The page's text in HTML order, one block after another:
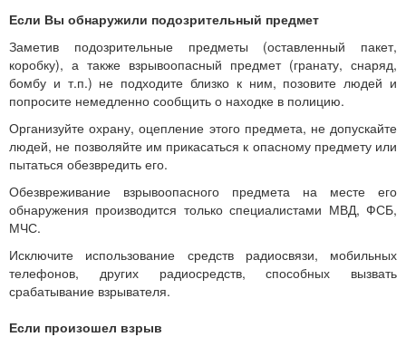
Если Вы обнаружили подозрительный предмет
Заметив подозрительные предметы (оставленный пакет,
коробку), а также взрывоопасный предмет (гранату, снаряд,
бомбу и т.п.) не подходите близко к ним, позовите людей и
попросите немедленно сообщить о находке в полицию.
Организуйте охрану, оцепление этого предмета, не допускайте
людей, не позволяйте им прикасаться к опасному предмету или
пытаться обезвредить его.
Обезвреживание взрывоопасного предмета на месте его
обнаружения производится только специалистами МВД, ФСБ,
МЧС.
Исключите использование средств радиосвязи, мобильных
телефонов, других радиосредств, способных вызвать
срабатывание взрывателя.
Если произошел взрыв